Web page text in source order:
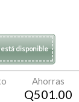
está disponible
Ahorras
Q501.00